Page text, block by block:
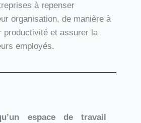
à repenser
organisation, de manière à
productivité et assurer la
employés.
espace de travail